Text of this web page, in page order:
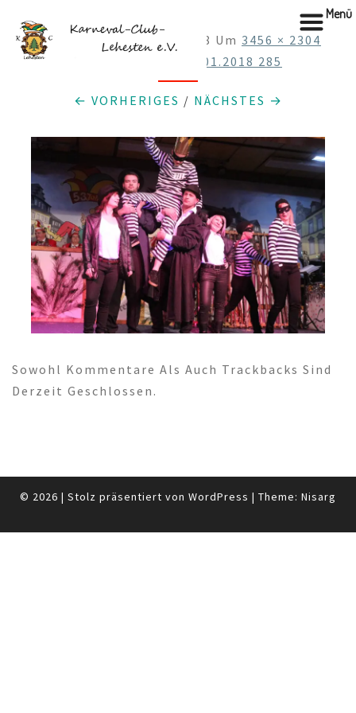
Skip
Veröffentlicht 15.01.2018 Um 3456 × 2304
1.Elferratss. 13.01.2018 285
← VORHERIGES / NÄCHSTES →
Sowohl Kommentare Als Auch Trackbacks Sind
Derzeit Geschlossen.
© 2026 | Stolz präsentiert von WordPress | Theme: Nisarg
Menü